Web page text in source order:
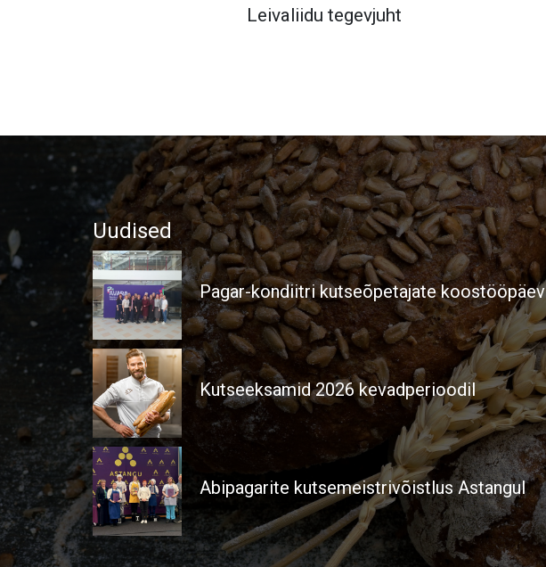
Leivaliidu tegevjuht
Uudised
Pagar-kondiitri kutseõpetajate koostööpäev
Kutseeksamid 2026 kevadperioodil
Abipagarite kutsemeistrivõistlus Astangul